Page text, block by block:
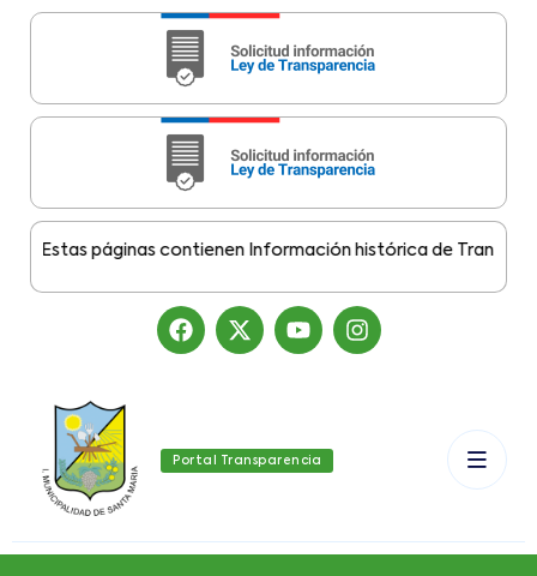
Estas páginas contienen Información histórica de
Portal Transparencia